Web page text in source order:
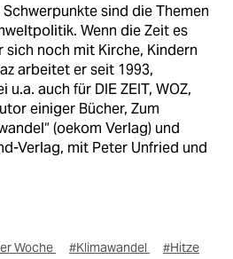
sind die Themen
Wenn die Zeit es
noch mit Kirche, Kindern
arbeitet er seit 1993,
auch für DIE ZEIT, WOZ,
einiger Bücher, Zum
(oekom Verlag) und
Verlag, mit Peter Unfried und
Woche #Klimawandel #Hitze